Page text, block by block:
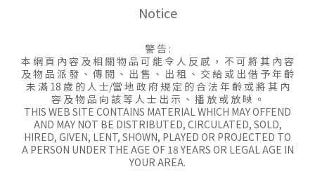
Notice
警 告 :
本 網 頁 內 容 及 相 關 物 品 可 能 令 人 反 感 ， 不 可 將 其 內 容
及 物 品 派 發 、 傳 閱 、 出 售 、 出 租 、 交 給 或 出 借 予 年 齡
未 滿 18 歲 的 人 士/當 地 政 府 規 定 的 合 法 年 齡 或 將 其 內
容 及 物 品 向 該 等 人 士 出 示 、 播 放 或 放 映 。
THIS WEB SITE CONTAINS MATERIAL WHICH MAY OFFEND
AND MAY NOT BE DISTRIBUTED, CIRCULATED, SOLD,
HIRED, GIVEN, LENT, SHOWN, PLAYED OR PROJECTED TO
A PERSON UNDER THE AGE OF 18 YEARS OR LEGAL AGE IN
YOUR AREA.